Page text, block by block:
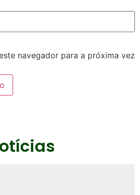
navegador para a próxima vez